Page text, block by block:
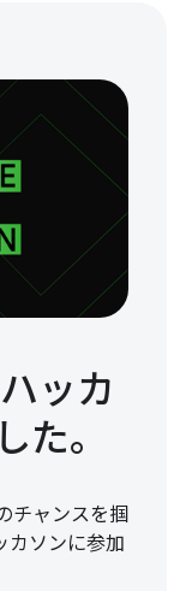
ッカ
た。
チャンスを掴
カソンに参加